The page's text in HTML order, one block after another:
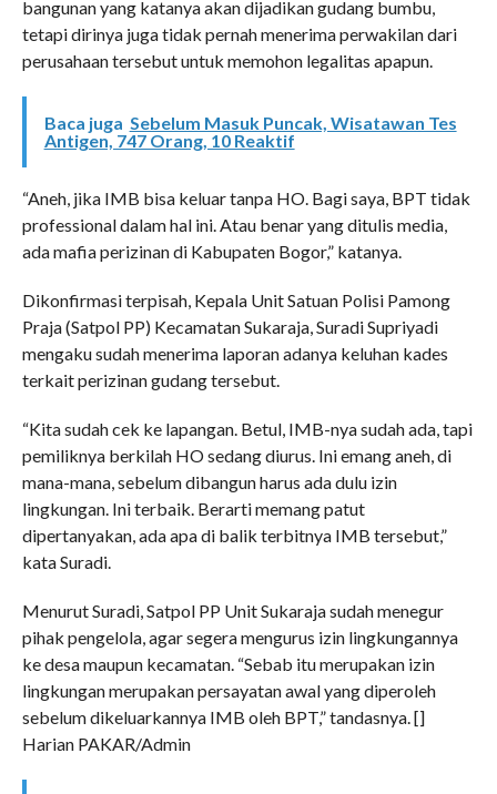
bangunan yang katanya akan dijadikan gudang bumbu,
tetapi dirinya juga tidak pernah menerima perwakilan dari
perusahaan tersebut untuk memohon legalitas apapun.
Baca juga Sebelum Masuk Puncak, Wisatawan Tes
Antigen, 747 Orang, 10 Reaktif
“Aneh, jika IMB bisa keluar tanpa HO. Bagi saya, BPT tidak
professional dalam hal ini. Atau benar yang ditulis media,
ada mafia perizinan di Kabupaten Bogor,” katanya.
Dikonfirmasi terpisah, Kepala Unit Satuan Polisi Pamong
Praja (Satpol PP) Kecamatan Sukaraja, Suradi Supriyadi
mengaku sudah menerima laporan adanya keluhan kades
terkait perizinan gudang tersebut.
“Kita sudah cek ke lapangan. Betul, IMB-nya sudah ada, tapi
pemiliknya berkilah HO sedang diurus. Ini emang aneh, di
mana-mana, sebelum dibangun harus ada dulu izin
lingkungan. Ini terbaik. Berarti memang patut
dipertanyakan, ada apa di balik terbitnya IMB tersebut,”
kata Suradi.
Menurut Suradi, Satpol PP Unit Sukaraja sudah menegur
pihak pengelola, agar segera mengurus izin lingkungannya
ke desa maupun kecamatan. “Sebab itu merupakan izin
lingkungan merupakan persayatan awal yang diperoleh
sebelum dikeluarkannya IMB oleh BPT,” tandasnya. []
Harian PAKAR/Admin